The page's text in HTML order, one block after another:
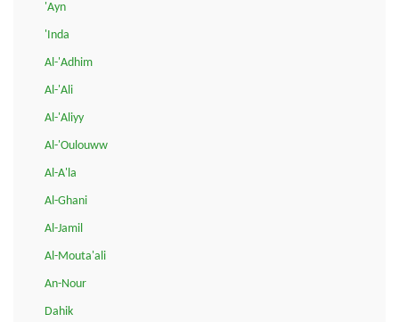
'Ayn
'Inda
Al-'Adhim
Al-'Ali
Al-'Aliyy
Al-'Oulouww
Al-A'la
Al-Ghani
Al-Jamil
Al-Mouta'ali
An-Nour
Dahik